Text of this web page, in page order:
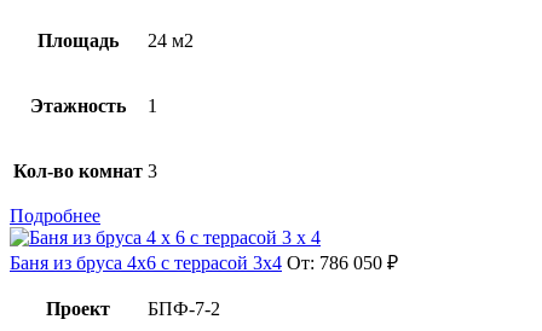
Площадь 24 м2
Этажность 1
Кол-во комнат 3
Подробнее
Баня из бруса 4х6 с террасой 3х4 От: 786 050 ₽
Проект БПФ-7-2